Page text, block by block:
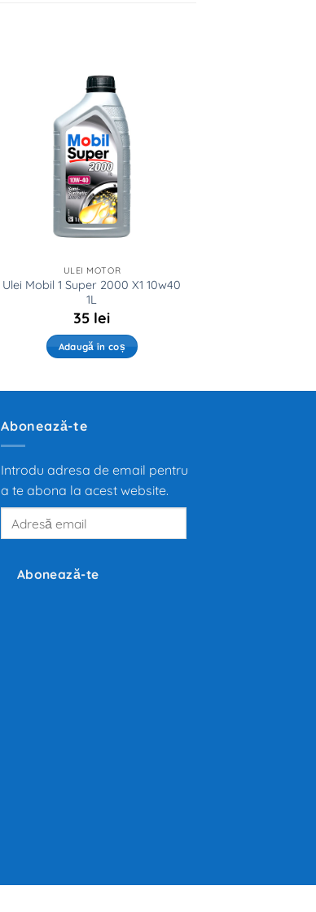
ULEI MOTOR
Ulei Mobil 1 Super 2000 X1 10w40
1L
35 lei
Adaugă în coș
Abonează-te
Introdu adresa de email pentru
a te abona la acest website.
Adresă
Abonează-te